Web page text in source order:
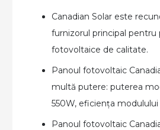
Canadian Solar este
furnizorul principal pentru
fotovoltaice de calitate.
Panoul fotovoltaic
multă putere: puterea
550W, eficiența modulului
Panoul fotovoltaic